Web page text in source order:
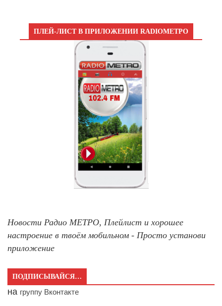
ПЛЕЙ-ЛИСТ В ПРИЛОЖЕНИИ RADIOМЕТРО
Новости Радио МЕТРО, Плейлист и хорошее
настроение в твоём мобильном - Просто установи
приложение
ПОДПИСЫВАЙСЯ…
на группу Вконтакте